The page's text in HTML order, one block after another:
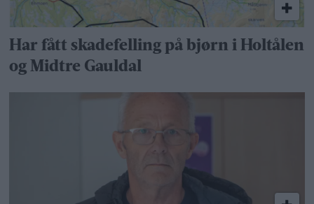
Har fått skadefelling på bjørn i Holtålen
og Midtre Gauldal